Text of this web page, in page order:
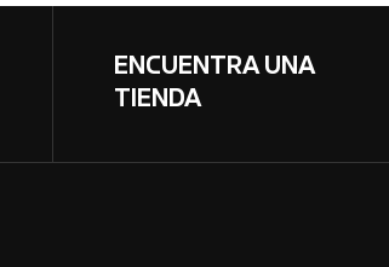
ENCUENTRA UNA
TIENDA